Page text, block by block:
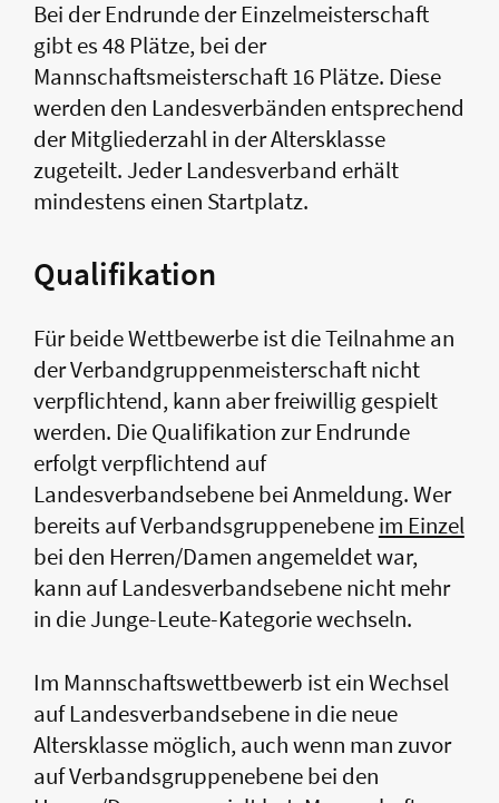
Bei der Endrunde der Einzelmeisterschaft
gibt es 48 Plätze, bei der
Mannschaftsmeisterschaft 16 Plätze. Diese
werden den Landesverbänden entsprechend
der Mitgliederzahl in der Altersklasse
zugeteilt. Jeder Landesverband erhält
mindestens einen Startplatz.
Qualifikation
Für beide Wettbewerbe ist die Teilnahme an
der Verbandgruppenmeisterschaft nicht
verpflichtend, kann aber freiwillig gespielt
werden. Die Qualifikation zur Endrunde
erfolgt verpflichtend auf
Landesverbandsebene bei Anmeldung. Wer
bereits auf Verbandsgruppenebeneim Einzel
bei den Herren/Damen angemeldet war,
kann auf Landesverbandsebene nicht mehr
in die Junge-Leute-Kategorie wechseln.
Im Mannschaftswettbewerb ist ein Wechsel
auf Landesverbandsebene in die neue
Altersklasse möglich, auch wenn man zuvor
auf Verbandsgruppenebene bei den